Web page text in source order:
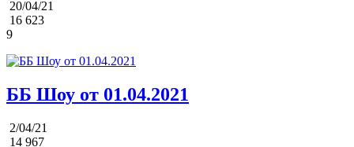
20/04/21
16 623
9
ББ Шоу от 01.04.2021
2/04/21
14 967